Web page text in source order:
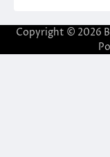
Copyright © 2026